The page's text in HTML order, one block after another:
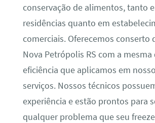
conservação de alimentos, tanto
residências quanto em
comerciais. Oferecemos conserto
Nova Petrópolis RS com a
eficiência que aplicamos em
serviços. Nossos técnicos
experiência e estão prontos para
qualquer problema que seu